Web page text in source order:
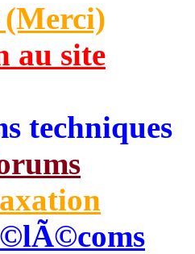
au site
techniques